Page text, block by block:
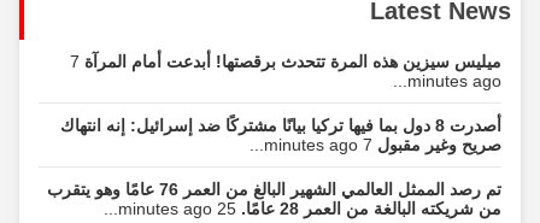
Latest News
ميليس سيزين هذه المرة تتحدث برقصتها! أبدعت أمام المرآة 7
minutes ago...
أصدرت 8 دول بما فيها تركيا بيانًا مشتركًا ضد إسرائيل: إنه انتهاك
صريح وغير مقبول7 minutes ago...
تم رصد الممثل العالمي الشهير البالغ من العمر 76 عامًا وهو يتقرب
من شريكته البالغة من العمر 28 عامًا.
25 minutes ago...